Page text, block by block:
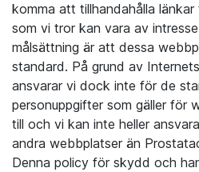
komma att tillhandahålla
som vi tror kan vara av
målsättning är att dessa
standard. På grund av
ansvarar vi dock inte för de
personuppgifter som gäller för
till och vi kan inte heller
andra webbplatser än
Denna policy för skydd och